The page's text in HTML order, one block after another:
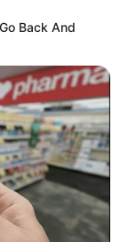
neigen, uns
an
mit
Vielzahl von
Teils der
Back And